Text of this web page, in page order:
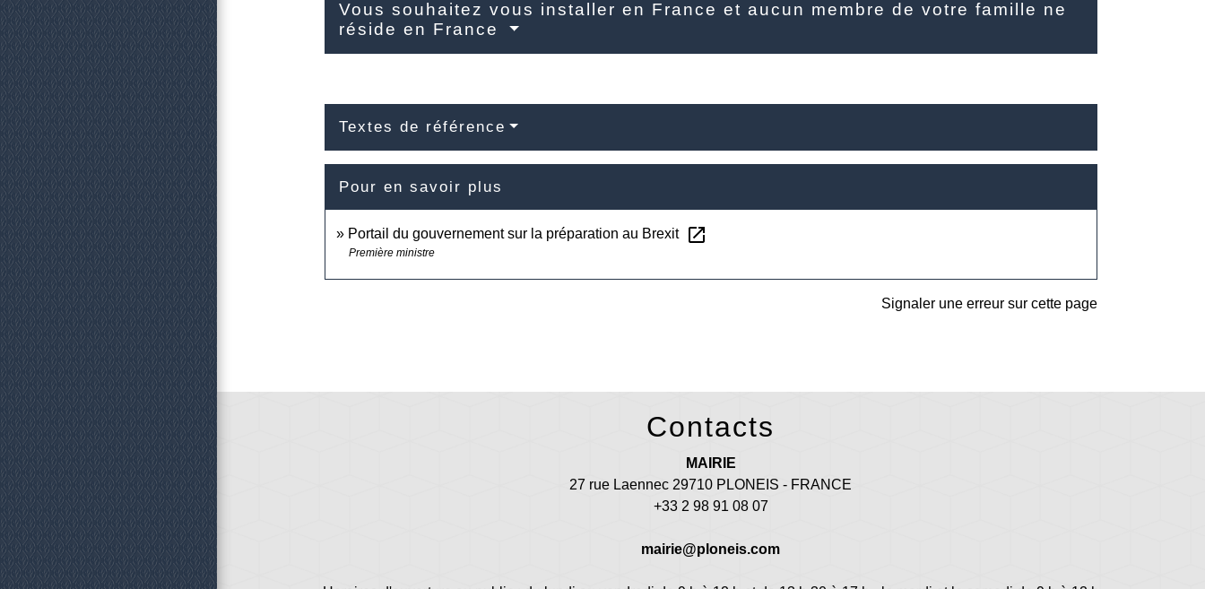
Vous souhaitez vous installer en France et aucun membre de votre famille ne
réside en France
Textes de référence
Pour en savoir plus
Portail du gouvernement sur la préparation au Brexit open_in_new
Première ministre
Signaler une erreur sur cette page
Contacts
MAIRIE
27 rue Laennec 29710 PLONEIS - FRANCE
+33 2 98 91 08 07
mairie@ploneis.com